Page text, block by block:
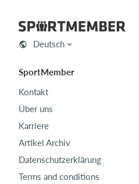
Deutsch
SportMember
Kontakt
Über uns
Karriere
Artikel Archiv
Datenschutzerklärung
Terms and conditions